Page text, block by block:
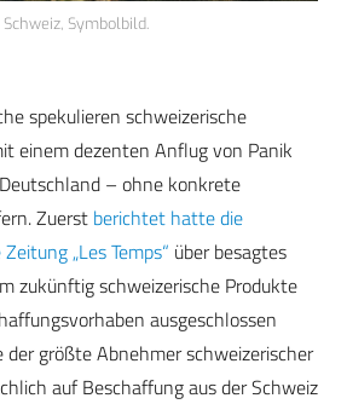
Symbolbild.
spekulieren schweizerische
einem dezenten Anflug von Panik
– ohne konkrete
Zuerst berichtet hatte die
„Les Temps“ über besagtes
zukünftig schweizerische Produkte
ausgeschlossen
größte Abnehmer schweizerischer
auf Beschaffung aus der Schweiz